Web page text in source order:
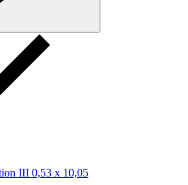
III 0,53 x 10,05